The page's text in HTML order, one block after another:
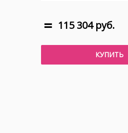
115 304 руб.
КУПИТЬ